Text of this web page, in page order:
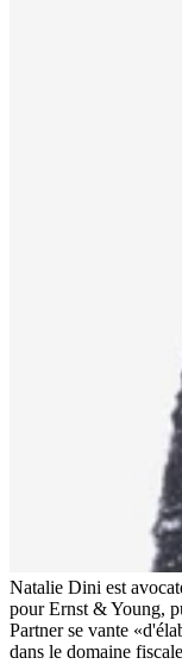
Natalie Dini est
pour Ernst & Young,
Partner se vante
dans le domaine